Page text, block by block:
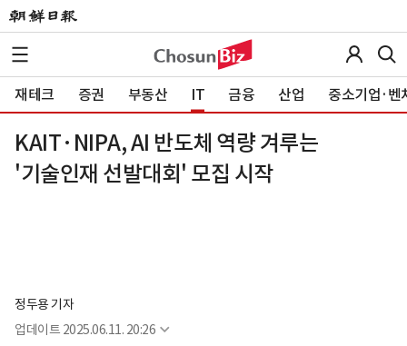
재테크 증권 부동산 IT 금융 산업 중소기업·벤
KAIT·NIPA, AI 반도체 역량 겨루는
'기술인재 선발대회' 모집 시작
정두용 기자
업데이트 2025.06.11. 20:26